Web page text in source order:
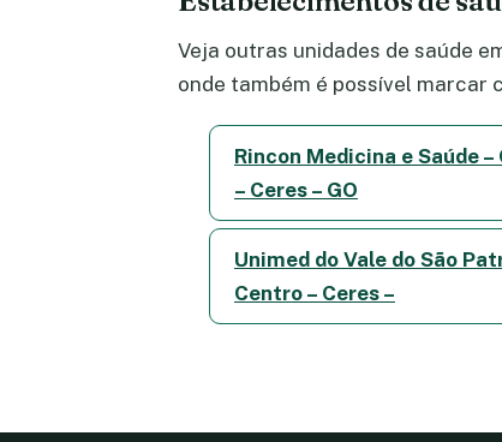
Veja outras unidades de saúde
onde também é possível marcar
Rincon Medicina e Saúde
– Ceres – GO
Unimed do Vale do São
Centro – Ceres –